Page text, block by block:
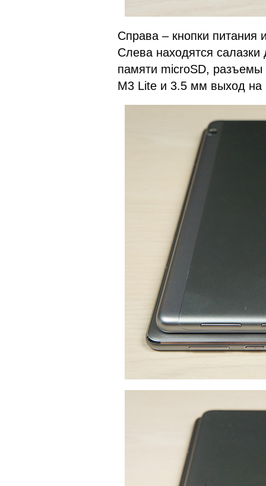
Справа – кнопки питания
Слева находятся
памяти microSD,
M3 Lite и 3.5 мм выход на